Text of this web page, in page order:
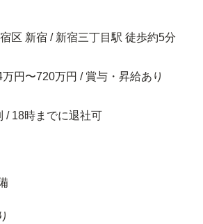
区 新宿 / 新宿三丁目駅 徒歩約5分
円〜720万円 / 賞与・昇給あり
/ 18時までに退社可